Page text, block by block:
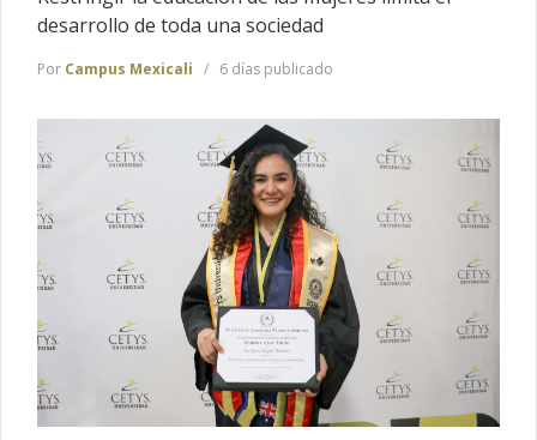
desarrollo de toda una sociedad
Por Campus Mexicali 6 días publicado